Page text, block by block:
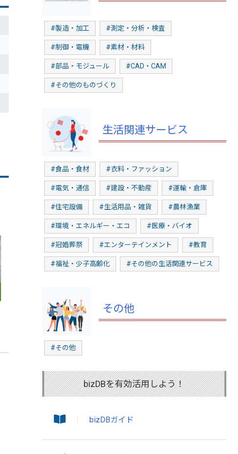
#製造・加工 #測定・分析・検査
#制御・電機 #素材・材料
#部品・モジュール #CAD・CAM
#その他のものづくり
生活関連サービス
#食品・食材 #衣料・ファッション
#電気・通信 #建設・不動産 #運輸・倉庫
#住宅設備 #生活用品・雑貨 #農林漁業
#環境・エネルギー・エコ #医療・バイオ
#冠婚葬祭 #エンターテインメント #教育
#福祉・少子高齢化 #その他の生活関連サービス
その他
#その他
bizDBを有効活用しよう！
bizDBガイド